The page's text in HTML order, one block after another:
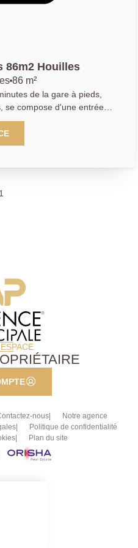
86m2 Houilles
86 m²
de la gare à pieds,
se compose d'une entrée,
d'environ 60m2,
un couloir, 3
de bains, un wc, une
Principale de Houilles,
1
nous
Notre agence
Politique de confidentialité
Plan du site